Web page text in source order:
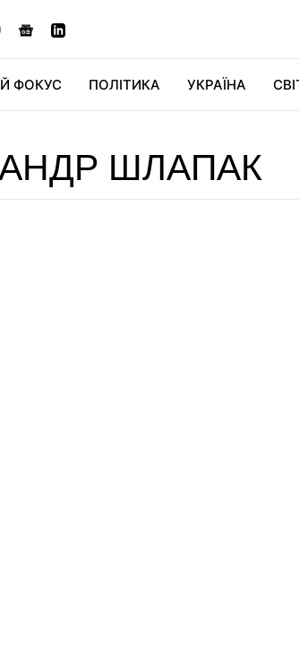
ФОКУС ПОЛІТИКА УКРАЇНА
ШЛАПАК